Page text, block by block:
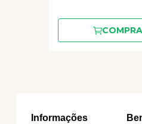
Informações